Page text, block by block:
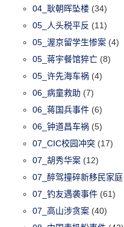
04_耿朝晖坠楼 (34)
05_人头税平反 (11)
05_渥京留学生惨案 (4)
05_蒋宇餐馆猝亡 (8)
05_许先海车祸 (4)
06_病童救助 (7)
06_蒋国兵事件 (6)
06_钟道昌车祸 (5)
07_CIC校园冲突 (17)
07_胡秀华案 (12)
07_醉驾撞碎新移民家庭
07_钓友遇袭事件 (61)
07_高山涉贪案 (40)